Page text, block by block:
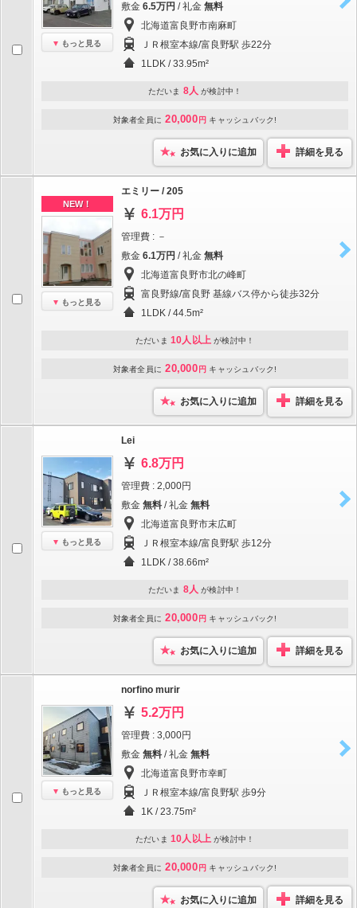
もっと見る
敷金 6.5万円 / 礼金 無料
北海道富良野市南麻町
ＪＲ根室本線/富良野駅 歩22分
1LDK / 33.95m²
ただいま 8人 が検討中！
対象者全員に 20,000 円 キャッシュバック!
お気に入りに追加 詳細を見る
NEW！
もっと見る
エミリー / 205
6.1万円
管理費 : －
敷金 6.1万円 / 礼金 無料
北海道富良野市北の峰町
富良野線/富良野 基線バス停から徒歩32分
1LDK / 44.5m²
ただいま 10人以上 が検討中！
対象者全員に 20,000 円 キャッシュバック!
お気に入りに追加 詳細を見る
もっと見る
Lei
6.8万円
管理費 : 2,000円
敷金 無料 / 礼金 無料
北海道富良野市末広町
ＪＲ根室本線/富良野駅 歩12分
1LDK / 38.66m²
ただいま 8人 が検討中！
対象者全員に 20,000 円 キャッシュバック!
お気に入りに追加 詳細を見る
もっと見る
norfino murir
5.2万円
管理費 : 3,000円
敷金 無料 / 礼金 無料
北海道富良野市幸町
ＪＲ根室本線/富良野駅 歩9分
1K / 23.75m²
ただいま 10人以上 が検討中！
対象者全員に 20,000 円 キャッシュバック!
お気に入りに追加 詳細を見る